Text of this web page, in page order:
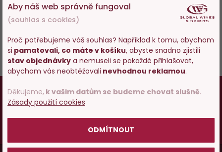
ZPĚT DO SLOVNÍKU
Aby náš web správně fungoval
(souhlas s cookies)
Proč potřebujeme váš souhlas? Například k tomu, abychom
si pamatovali, co máte v košíku, abyste snadno zjistili
stav objednávky a nemuseli se pokaždé přihlašovat,
abychom vás neobtěžovali nevhodnou reklamou.
Děkujeme, k vašim datům se budeme chovat slušně.
Zásady použití cookies
ODMÍTNOUT
18
Osobám mladším 18 let alkohol neprodáváme,
pokud vám ještě nebylo 18 let,
pijte zodpovědně
Vstupujete na stránky
s prodejem alkoholu. Prosím